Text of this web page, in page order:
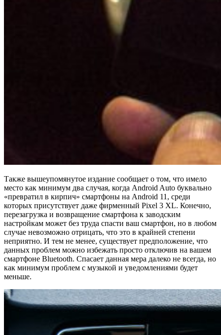
Также вышеупомянутое издание сообщает о том, что имело
место как минимум два случая, когда Android Auto буквально
«превратил в кирпич» смартфоны на Android 11, среди
которых присутствует даже фирменный Pixel 3 XL. Конечно,
перезагрузка и возвращение смартфона к заводским
настройкам может без труда спасти ваш смартфон, но в любом
случае невозможно отрицать, что это в крайней степени
неприятно. И тем не менее, существует предположение, что
данных проблем можно избежать просто отключив на вашем
смартфоне Bluetooth. Спасает данная мера далеко не всегда, но
как минимум проблем с музыкой и уведомлениями будет
меньше.